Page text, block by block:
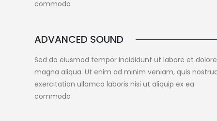
commodo
ADVANCED SOUND
Sed do eiusmod tempor incididunt ut labore et dolore
magna aliqua. Ut enim ad minim veniam, quis
exercitation ullamco laboris nisi ut aliquip ex ea
commodo